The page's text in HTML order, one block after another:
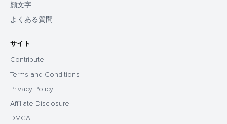
顔文字
よくある質問
サイト
Contribute
Terms and Conditions
Privacy Policy
Affiliate Disclosure
DMCA